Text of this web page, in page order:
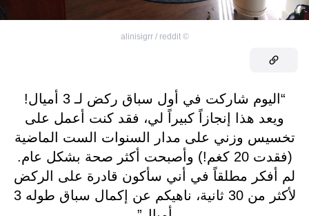
©
alinisigrr / reddit
“اليوم شاركت في أول سباق ركض لـ 3 أميال!
ويعد هذا إنجازاً كبيراً لي، فقد كنت أعمل على
تخسيس وزني على مدار السنوات الست الماضية
(فقدت 20 كغم!) وأصبحت أكثر صحة بشكل عام.
لم أفكر مطلقاً في أني سأكون قادرة على الركض
لأكثر من 30 ثانية، ناهيكم عن إكمال سباق طوله 3